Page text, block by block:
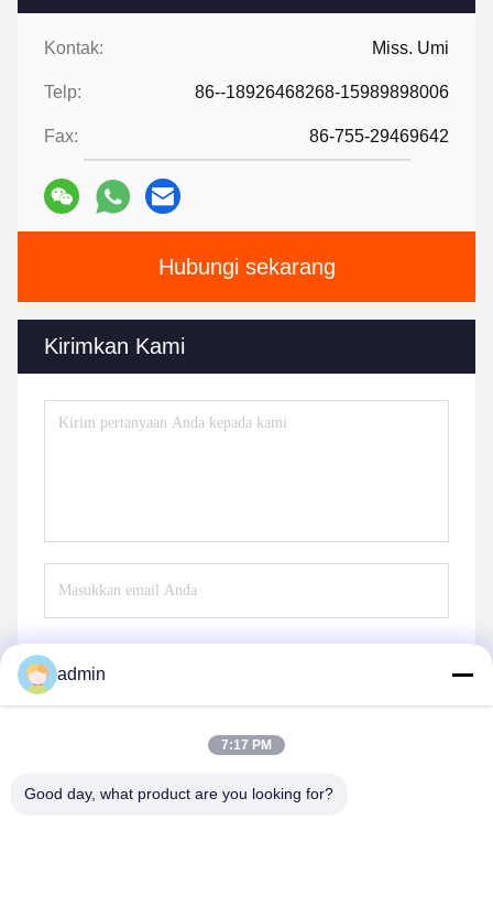
Kontak: Miss. Umi
Telp: 86--18926468268-15989898006
Fax: 86-755-29469642
Hubungi sekarang
Kirimkan Kami
admin
7:17 PM
Good day, what product are you looking for?